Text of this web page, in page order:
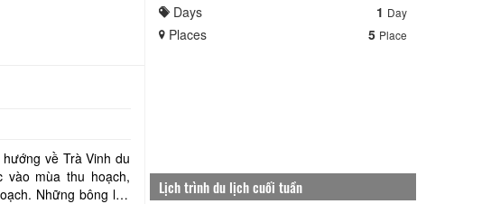
về Trà Vinh du
mùa thu hoạch,
lúa
Days
1 Day
Places 5 Place
Lịch trình du lịch cuối tuần